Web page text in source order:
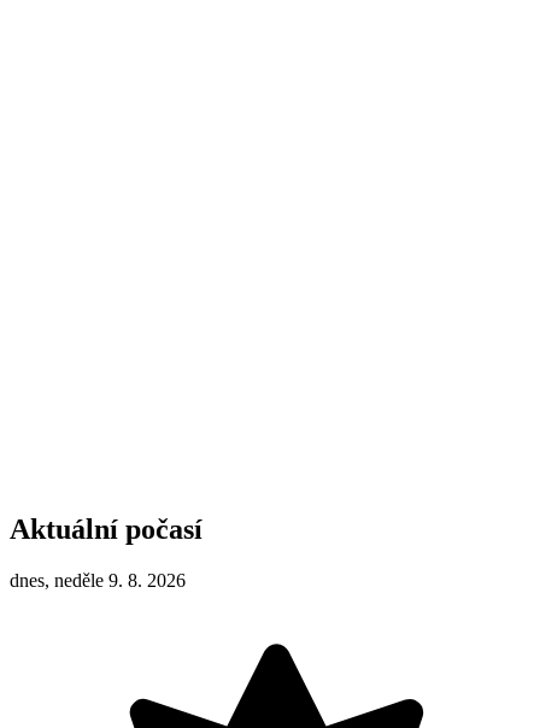
Aktuální počasí
dnes, neděle 9. 8. 2026